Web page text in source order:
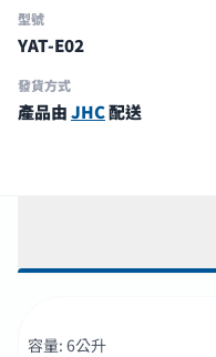
型號
YAT-E02
發貨方式
產品由JHC配送
容量: 6公升